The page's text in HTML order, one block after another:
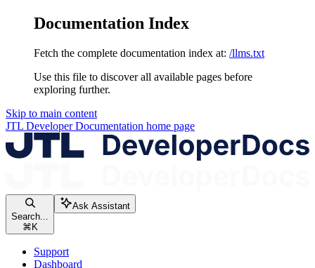
Documentation Index
Fetch the complete documentation index at: /llms.txt
Use this file to discover all available pages before
exploring further.
Skip to main content
JTL Developer Documentation home page
Search...
⌘K
Ask Assistant
Support
Dashboard